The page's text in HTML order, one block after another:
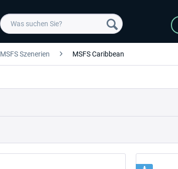
MSFS Szenerien MSFS Caribbean